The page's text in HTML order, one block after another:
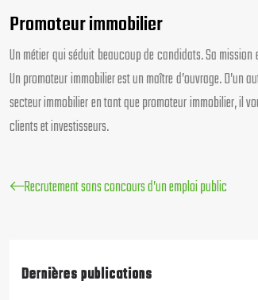
Promoteur immobilier
Un métier qui séduit beaucoup de candidats. Sa
Un promoteur immobilier est un maître d’ouvrage.
secteur immobilier en tant que promoteur immobilier, il
clients et investisseurs.
Recrutement sans concours d’un emploi public
Dernières publications